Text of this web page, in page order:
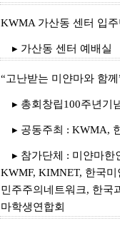
KWMA 가산동 센터 입주
▸ 가산동 센터 예배실
“고난받는 미얀마와 함
▸ 총회창립100주년기
▸ 공동주최 : KWMA,
▸ 참가단체 : 미얀마한
KWMF, KIMNET, 한국
민주주의네트워크, 한국
마학생연합회